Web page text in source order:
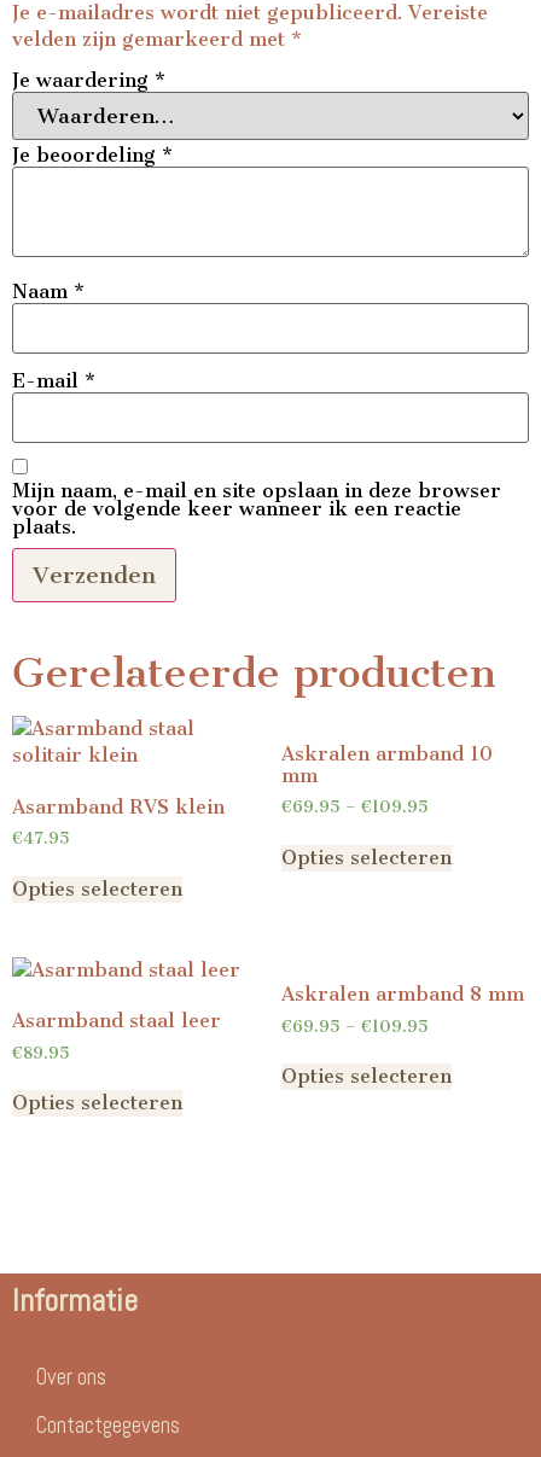
Je e-mailadres wordt niet gepubliceerd. Vereiste
velden zijn gemarkeerd met *
Je waardering *
Je beoordeling *
Naam *
E-mail *
Mijn naam, e-mail en site opslaan in deze browser
voor de volgende keer wanneer ik een reactie
plaats.
Gerelateerde producten
Asarmband RVS klein
€47.95
Opties selecteren
Askralen armband 10
mm
€69.95 – €109.95
Opties selecteren
Asarmband staal leer
€89.95
Opties selecteren
Askralen armband 8 mm
€69.95 – €109.95
Opties selecteren
Informatie
Over ons
Contactgegevens